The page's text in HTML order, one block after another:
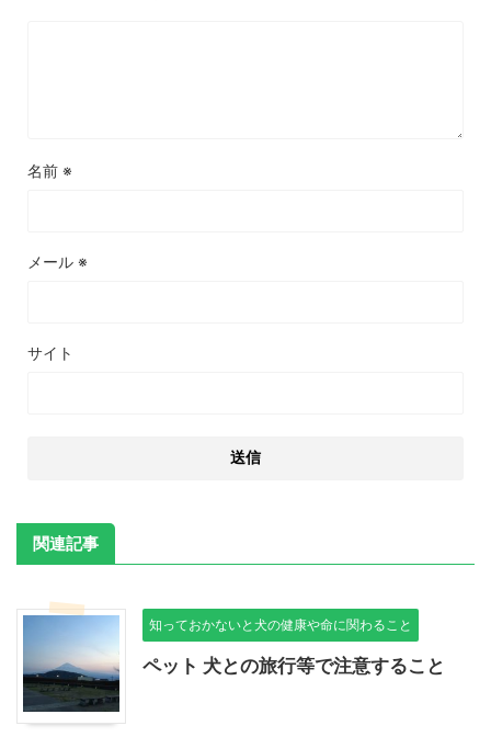
名前 ※
メール ※
サイト
関連記事
知っておかないと犬の健康や命に関わること
ペット 犬との旅行等で注意すること